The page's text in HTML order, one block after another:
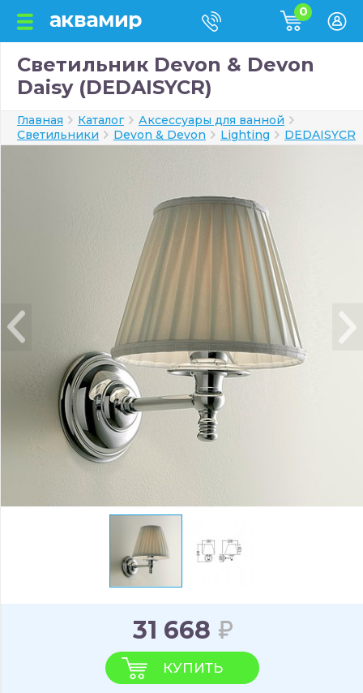
0
Светильник Devon & Devon
Daisy (DEDAISYCR)
Главная Каталог
Аксессуары для ванной
Светильники
Devon & Devon Lighting DEDAISYCR
31 668
КУПИТЬ